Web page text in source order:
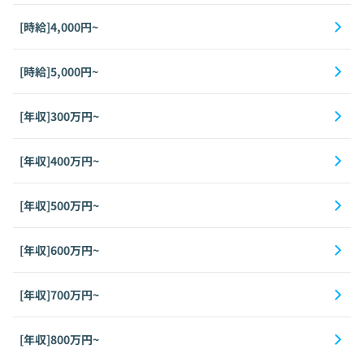
[時給]4,000円~
[時給]5,000円~
[年収]300万円~
[年収]400万円~
[年収]500万円~
[年収]600万円~
[年収]700万円~
[年収]800万円~